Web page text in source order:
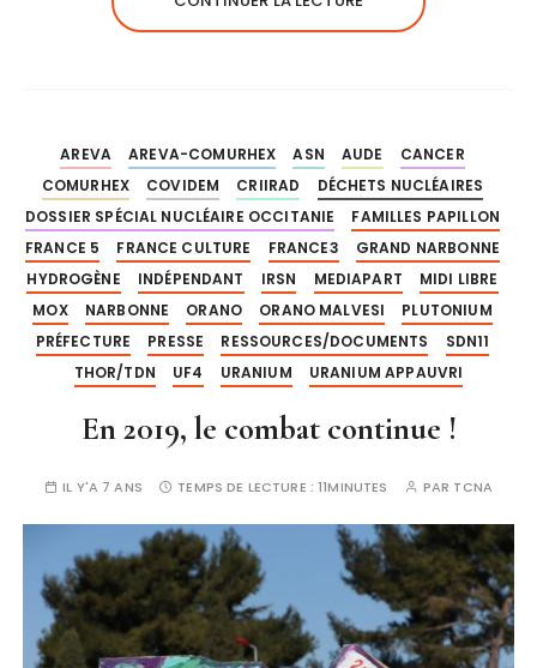
AREVA AREVA-COMURHEX ASN AUDE
CANCER
COMURHEX
COVIDEM CRIIRAD
DÉCHETS NUCLÉAIRES
DOSSIER SPÉCIAL NUCLÉAIRE OCCITANIE
FAMILLES PAPILLON
FRANCE 5
FRANCE CULTURE FRANCE3
GRAND NARBONNE
HYDROGÈNE
INDÉPENDANT IRSN MEDIAPART
MIDI LIBRE
MOX
NARBONNE ORANO ORANO MALVESI
PLUTONIUM
PRÉFECTURE
PRESSE RESSOURCES/DOCUMENTS
SDN11
THOR/TDN
UF4 URANIUM URANIUM APPAUVRI
En 2019, le combat continue !
IL Y'A 7 ANS TEMPS DE LECTURE :11MINUTES PAR TCNA